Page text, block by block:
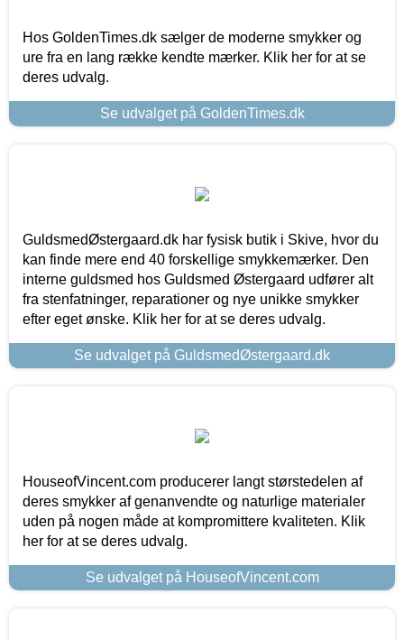
Hos GoldenTimes.dk sælger de moderne smykker og
ure fra en lang række kendte mærker. Klik her for at se
deres udvalg.
Se udvalget på GoldenTimes.dk
GuldsmedØstergaard.dk har fysisk butik i Skive, hvor du
kan finde mere end 40 forskellige smykkemærker. Den
interne guldsmed hos Guldsmed Østergaard udfører alt
fra stenfatninger, reparationer og nye unikke smykker
efter eget ønske. Klik her for at se deres udvalg.
Se udvalget på GuldsmedØstergaard.dk
HouseofVincent.com producerer langt størstedelen af
deres smykker af genanvendte og naturlige materialer
uden på nogen måde at kompromittere kvaliteten. Klik
her for at se deres udvalg.
Se udvalget på HouseofVincent.com